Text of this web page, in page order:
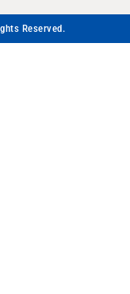
Reserved.